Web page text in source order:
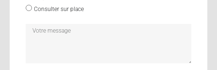
Consulter sur place